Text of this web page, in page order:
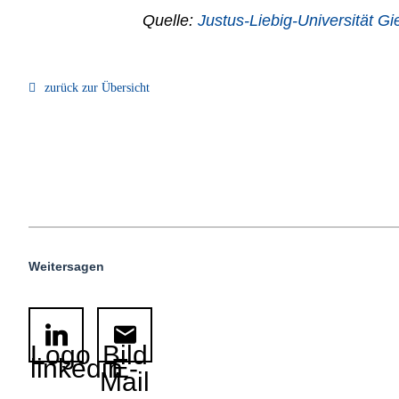
Quelle: Justus-Liebig-Universität
zurück zur Übersicht
Weitersagen
Logo
linkedinBild
E-
Mail